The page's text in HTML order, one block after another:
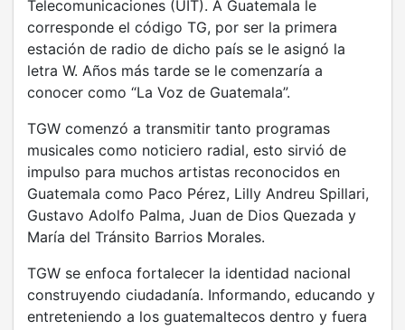
Telecomunicaciones (UIT). A Guatemala le
corresponde el código TG, por ser la primera
estación de radio de dicho país se le asignó la
letra W. Años más tarde se le comenzaría a
conocer como “La Voz de Guatemala”.
TGW comenzó a transmitir tanto programas
musicales como noticiero radial, esto sirvió de
impulso para muchos artistas reconocidos en
Guatemala como Paco Pérez, Lilly Andreu Spillari,
Gustavo Adolfo Palma, Juan de Dios Quezada y
María del Tránsito Barrios Morales.
TGW se enfoca fortalecer la identidad nacional
construyendo ciudadanía. Informando, educando y
entreteniendo a los guatemaltecos dentro y fuera